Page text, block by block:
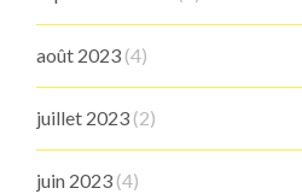
août 2023 (4)
juillet 2023 (2)
juin 2023 (4)